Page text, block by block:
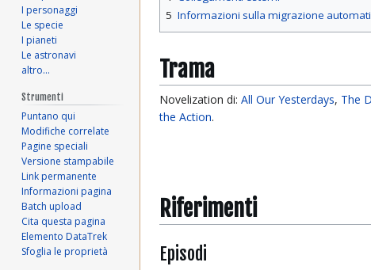
5 Informazioni sulla migrazione
Trama
Novelization di: All Our Yesterdays, The
the Action.
Riferimenti
Episodi
I personaggi
Le specie
I pianeti
Le astronavi
altro…
Strumenti
Puntano qui
Modifiche correlate
Pagine speciali
Versione stampabile
Link permanente
Informazioni pagina
Batch upload
Cita questa pagina
Elemento DataTrek
Sfoglia le proprietà